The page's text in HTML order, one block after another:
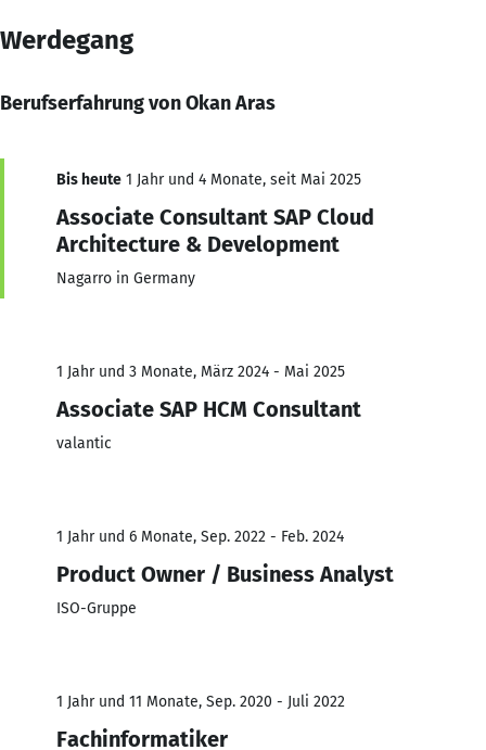
Werdegang
Berufserfahrung von Okan Aras
Bis heute 1 Jahr und 4 Monate, seit Mai 2025
Associate Consultant SAP Cloud
Architecture & Development
Nagarro in Germany
1 Jahr und 3 Monate, März 2024 - Mai 2025
Associate SAP HCM Consultant
valantic
1 Jahr und 6 Monate, Sep. 2022 - Feb. 2024
Product Owner / Business Analyst
ISO-Gruppe
1 Jahr und 11 Monate, Sep. 2020 - Juli 2022
Fachinformatiker